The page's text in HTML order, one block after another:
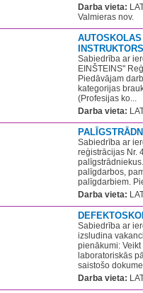
Darba vieta:
Valmieras nov.
INSTRUKTORS
Sabiedrība ar
EINŠTEINS"
Piedāvājam
kategorijas
(Profesijas ko...
Darba vieta:
Sabiedrība ar
reģistrācijas Nr.
palīgdarbos,
palīgdarbiem.
Darba vieta:
Sabiedrība ar
izsludina
pienākumi:
laboratoriskās
saistošo
Darba vieta: